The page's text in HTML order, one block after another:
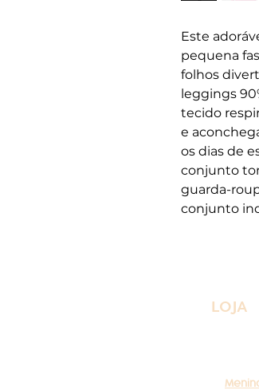
Este
pequena
folhos
leggings
tecido
e
os dias de
conjunto
guarda-
conjunto
LOJA